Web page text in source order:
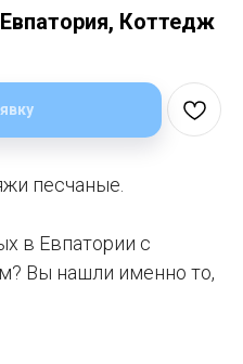
Коттедж
песчаные.
в Евпатории с
Вы нашли именно то,